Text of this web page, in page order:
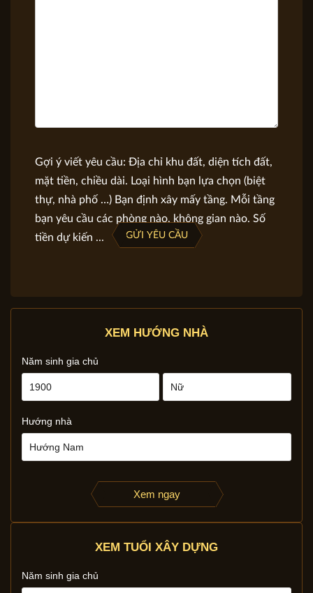
Gợi ý viết yêu cầu: Địa chỉ khu đất, diện tích đất,
mặt tiền, chiều dài. Loại hình bạn lựa chọn (biệt
thự, nhà phố …) Bạn định xây mấy tầng. Mỗi tầng
bạn yêu cầu các phòng nào, không gian nào. Số
tiền dự kiến ...
GỬI YÊU CẦU
XEM HƯỚNG NHÀ
Năm sinh gia chủ
Hướng nhà
Xem ngay
XEM TUỔI XÂY DỰNG
Năm sinh gia chủ